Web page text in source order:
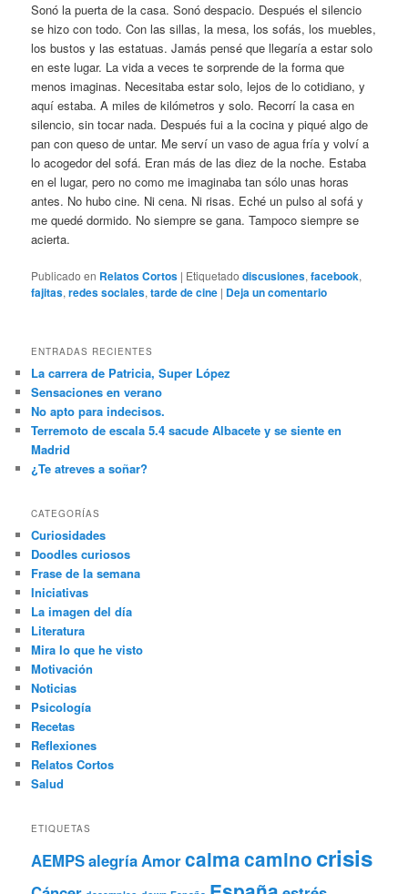
Sonó la puerta de la casa. Sonó despacio. Después el silencio
se hizo con todo. Con las sillas, la mesa, los sofás, los muebles,
los bustos y las estatuas. Jamás pensé que llegaría a estar solo
en este lugar. La vida a veces te sorprende de la forma que
menos imaginas. Necesitaba estar solo, lejos de lo cotidiano, y
aquí estaba. A miles de kilómetros y solo. Recorrí la casa en
silencio, sin tocar nada. Después fui a la cocina y piqué algo de
pan con queso de untar. Me serví un vaso de agua fría y volví a
lo acogedor del sofá. Eran más de las diez de la noche. Estaba
en el lugar, pero no como me imaginaba tan sólo unas horas
antes. No hubo cine. Ni cena. Ni risas. Eché un pulso al sofá y
me quedé dormido. No siempre se gana. Tampoco siempre se
acierta.
Publicado en Relatos Cortos | Etiquetado discusiones,facebook,
fajitas,redes sociales,tarde de cine | Deja un comentario
ENTRADAS RECIENTES
La carrera de Patricia, Super López
Sensaciones en verano
No apto para indecisos.
Terremoto de escala 5.4 sacude Albacete y se siente en
Madrid
¿Te atreves a soñar?
CATEGORÍAS
Curiosidades
Doodles curiosos
Frase de la semana
Iniciativas
La imagen del día
Literatura
Mira lo que he visto
Motivación
Noticias
Psicología
Recetas
Reflexiones
Relatos Cortos
Salud
ETIQUETAS
AEMPSalegríaAmorcalmacaminocrisis